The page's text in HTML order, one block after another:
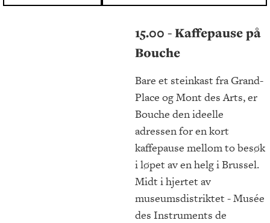
15.00 - Kaffepause på
Bouche
Bare et steinkast fra Grand-
Place og Mont des Arts, er
Bouche den ideelle
adressen for en kort
kaffepause mellom to besøk
i løpet av en helg i Brussel.
Midt i hjertet av
museumsdistriktet - Musée
des Instruments de